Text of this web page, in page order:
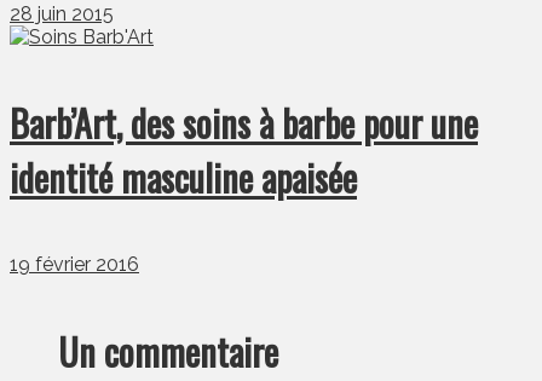
28 juin 2015
Barb’Art, des soins à barbe pour une
identité masculine apaisée
19 février 2016
Un commentaire